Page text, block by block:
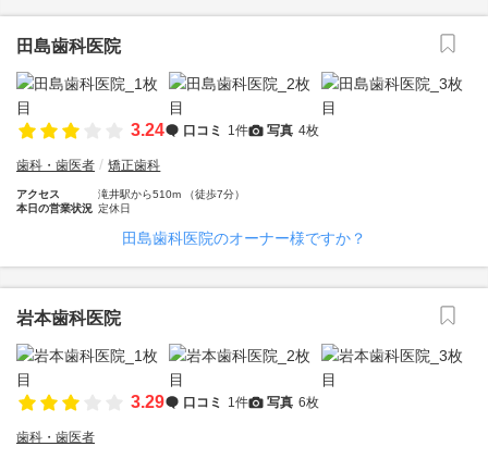
田島歯科医院
3.24 口コミ 1件 写真 4枚
歯科・歯医者 矯正歯科
アクセス
滝井駅から510m （徒歩7分）
本日の営業状況 定休日
田島歯科医院のオーナー様ですか？
岩本歯科医院
3.29 口コミ 1件 写真 6枚
歯科・歯医者